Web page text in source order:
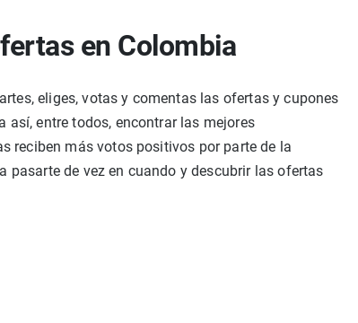
en Colombia
eliges, votas y comentas las ofertas y cupones
así, entre todos, encontrar las mejores
reciben más votos positivos por parte de la
pasarte de vez en cuando y descubrir las ofertas